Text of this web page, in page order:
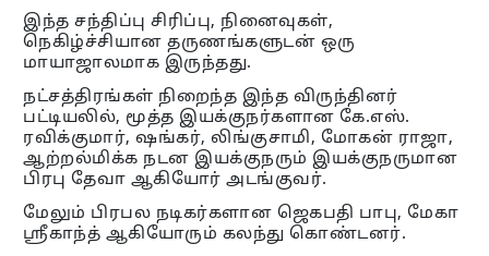
இந்த சந்திப்பு சிரிப்பு, நினைவுகள்,
நெகிழ்ச்சியான தருணங்களுடன் ஒரு
மாயாஜாலமாக இருந்தது.
நட்சத்திரங்கள் நிறைந்த இந்த விருந்தினர்
பட்டியலில், மூத்த இயக்குநர்களான கே.எஸ்.
ரவிக்குமார், ஷங்கர், லிங்குசாமி, மோகன் ராஜா,
ஆற்றல்மிக்க நடன இயக்குநரும் இயக்குநருமான
பிரபு தேவா ஆகியோர் அடங்குவர்.
மேலும் பிரபல நடிகர்களான ஜெகபதி பாபு, மேகா
ஸ்ரீகாந்த் ஆகியோரும் கலந்து கொண்டனர்.